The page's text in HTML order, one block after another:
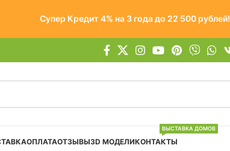
Супер Кредит 4% на 3 года до 22 500 рублей!
ОПЛАТАОТЗЫВЫ3D МОДЕЛИКОНТАКТЫ
ВЫСТАВКА ДОМОВ